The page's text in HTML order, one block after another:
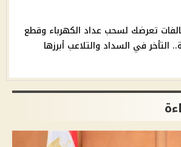
تعرضك لسحب عداد الكهرباء وقطع
التأخر في السداد والتلاعب أبرزها